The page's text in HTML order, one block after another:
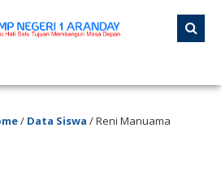
/ Data Siswa /Reni Manuama